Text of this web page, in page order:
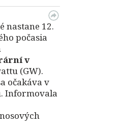
nastane 12.
počasia
v
(GW).
očakáva v
Informovala